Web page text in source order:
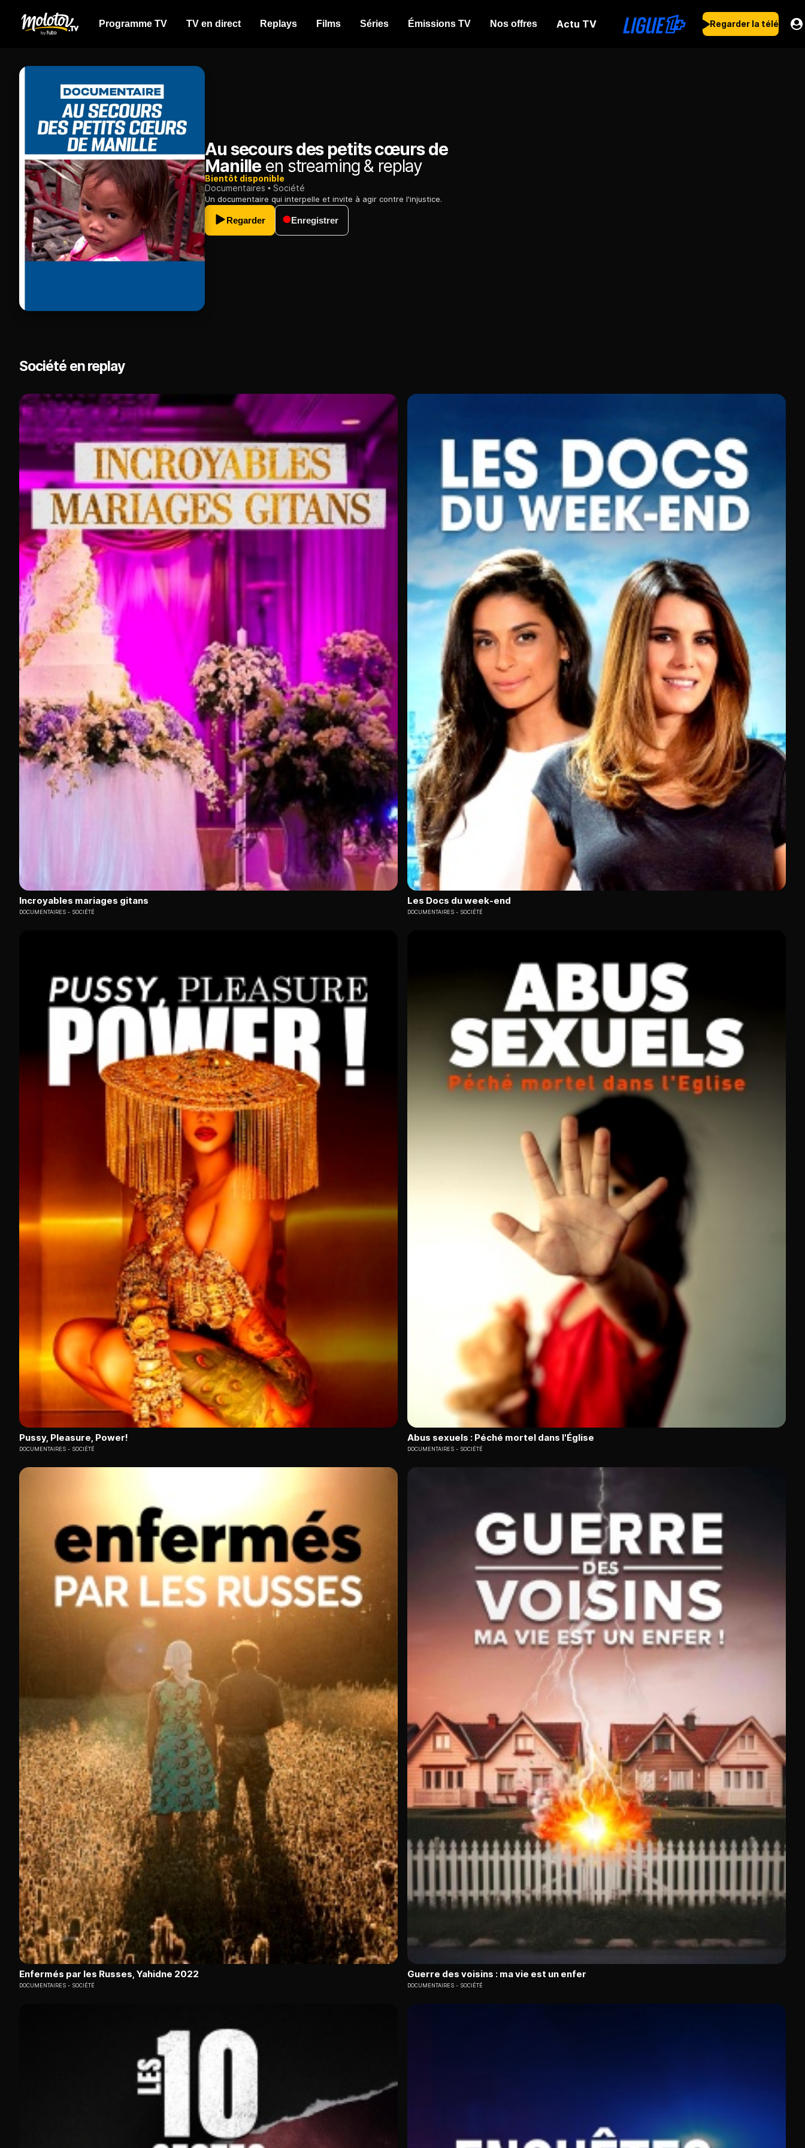
Programme TV TV en direct Replays Films Séries Émissions TV Nos offres Actu TV Regarder la télé
Au secours des petits cœurs de
Manille en streaming & replay
Bientôt disponible
Documentaires
Société
Un documentaire qui interpelle et invite à agir contre l'injustice.
Regarder Enregistrer
Société en replay
Incroyables mariages gitans
DOCUMENTAIRES SOCIÉTÉ
Les Docs du week-end
DOCUMENTAIRES SOCIÉTÉ
Pussy, Pleasure, Power!
DOCUMENTAIRES SOCIÉTÉ
Abus sexuels : Péché mortel dans l'Église
DOCUMENTAIRES SOCIÉTÉ
Enfermés par les Russes, Yahidne 2022
DOCUMENTAIRES SOCIÉTÉ
Guerre des voisins : ma vie est un enfer
DOCUMENTAIRES SOCIÉTÉ